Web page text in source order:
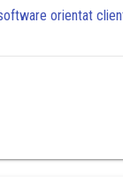
orientat